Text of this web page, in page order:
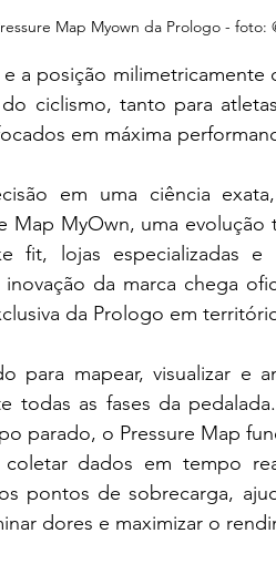
Map Myown da Prologo - foto:
a posição
ciclismo, tanto para
em máxima
em uma ciência
Map MyOwn, uma
fit, lojas especializadas
da marca chega
da Prologo em
para mapear, visualizar e
todas as fases da
parado, o Pressure Map
dados em tempo
pontos de sobrecarga,
dores e maximizar o